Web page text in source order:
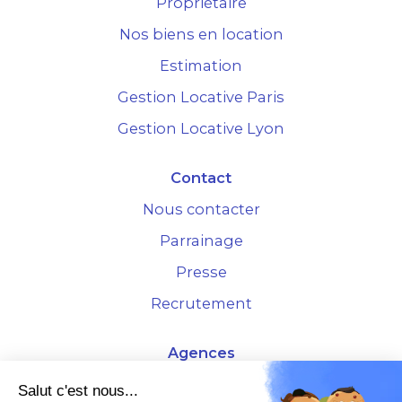
Nos biens en location
Estimation
Gestion Locative Paris
Gestion Locative Lyon
Contact
Nous contacter
Parrainage
Presse
Recrutement
Agences
4 Rue de la Bourse - 69001 Lyon
Salut c'est nous...